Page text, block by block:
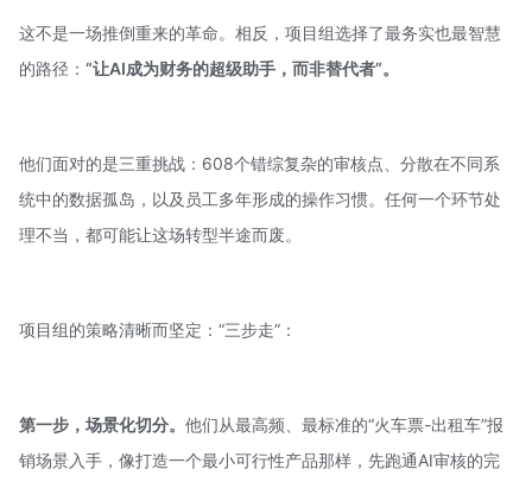
这不是一场推倒重来的革命。相反，项目组选择了最务实也最智慧
的路径： “让AI成为财务的超级助手，而非替代者”。
他们面对的是三重挑战：608个错综复杂的审核点、分散在不同系
统中的数据孤岛，以及员工多年形成的操作习惯。任何一个环节处
理不当，都可能让这场转型半途而废。
项目组的策略清晰而坚定：“三步走”：
第一步，场景化切分。 他们从最高频、最标准的“火车票-出租车”报
销场景入手，像打造一个最小可行性产品那样，先跑通AI审核的完